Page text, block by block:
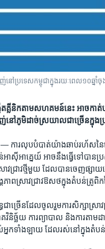
នៅ​ប្រទេស​កម្ពុជា​ក្នុង​រយៈ​ពេល​១០​ឆ្
ើត​គ្លីនិក​តាម​សហគមន៍​នេះ អាច​ក
នៅ​ភូមិ​ដាច់​ស្រយាល​ជាច្រើន​ក្នុង​
— ការ​លុបបំបាត់​យ៉ាង​ឆាប់​រហ័ស​នៃ
ាស៊ីអាគ្នេយ៍ អាច​នឹង​ធ្វើ​ទៅ​បាន​ប្
ាវជ្រាវ​ថ្មី​មួយ​ ដែល​បាន​ចេញផ្ស
ភាព​ស្រាវជ្រាវ​ឱសថ​ក្នុង​តំបន់​ត្រូ
ធ​ជាច្រើន​ដែល​ចូលរួម​ការ​សិក្សាស្រ
គវិនិច្ឆ័យ​ ការ​ព្យាបាល​ និង​ការ​ត
ក​ទាំងឡាយ​ ដែល​រស់​នៅ​ក្នុង​តំបន់​